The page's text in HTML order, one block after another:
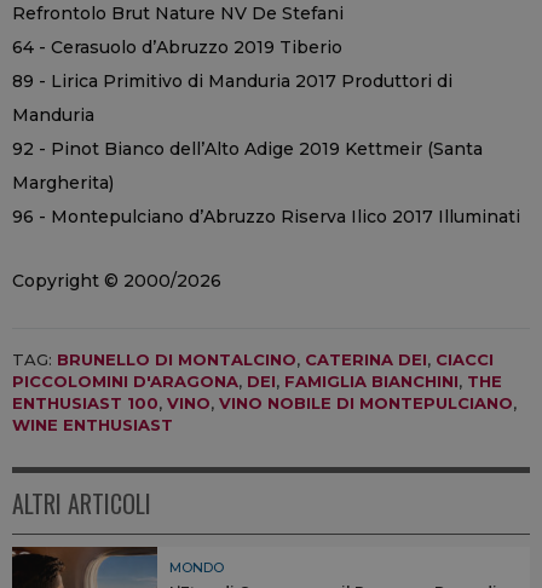
Refrontolo Brut Nature NV De Stefani
64 - Cerasuolo d’Abruzzo 2019 Tiberio
89 - Lirica Primitivo di Manduria 2017 Produttori di
Manduria
92 - Pinot Bianco dell’Alto Adige 2019 Kettmeir (Santa
Margherita)
96 - Montepulciano d’Abruzzo Riserva Ilico 2017 Illuminati
Copyright © 2000/2026
TAG: BRUNELLO DI MONTALCINO, CATERINA DEI, CIACCI
PICCOLOMINI D'ARAGONA, DEI, FAMIGLIA BIANCHINI, THE
ENTHUSIAST 100, VINO, VINO NOBILE DI MONTEPULCIANO,
WINE ENTHUSIAST
ALTRI ARTICOLI
MONDO